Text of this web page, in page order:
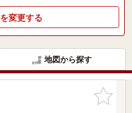
変更する
地図から探す
お気に入
りに追加